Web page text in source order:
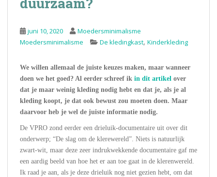
juni 10, 2020
Moedersminimalisme
Moedersminimalisme
De kledingkast, Kinderkleding
We willen allemaal de juiste keuzes maken, maar wanneer
doen we het goed? Al eerder schreef ik in dit artikel over
dat je maar weinig kleding nodig hebt en dat je, als je al
kleding koopt, je dat ook bewust zou moeten doen. Maar
daarvoor heb je wel de juiste informatie nodig.
De VPRO zond eerder een drieluik-documentaire uit over dit
onderwerp; “De slag om de klerewereld”. Niets is natuurlijk
zwart-wit, maar deze zeer indrukwekkende documentaire gaf me
een aardig beeld van hoe het er aan toe gaat in de klerenwereld.
Ik raad je aan, als je deze drieluik nog niet gezien hebt, om dat